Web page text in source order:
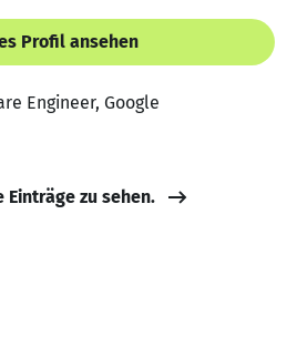
Profil ansehen
Engineer, Google
Einträge zu sehen.